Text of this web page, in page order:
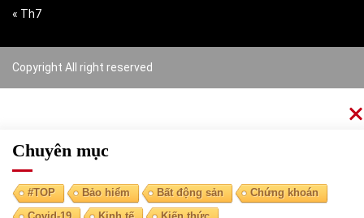
« Th7
Copyright All right reserved
Chuyên mục
#TOP Bảo hiểm Bất động sản
Chứng khoán